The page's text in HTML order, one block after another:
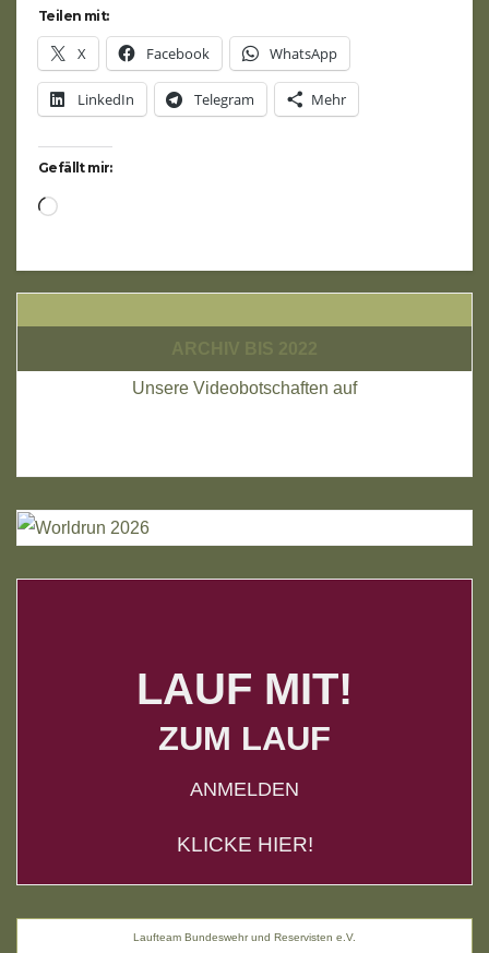
Teilen mit:
X Facebook WhatsApp
LinkedIn Telegram Mehr
Gefällt mir:
Wird
Unsere Videobotschaften auf
LAUF MIT!
ZUM LAUF
ANMELDEN
KLICKE HIER!
Laufteam Bundeswehr und Reservisten e.V.